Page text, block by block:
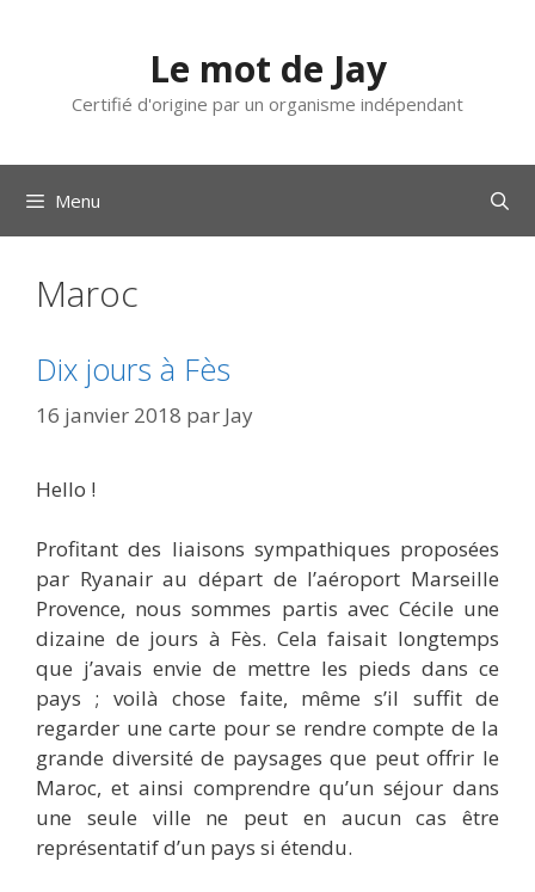
Le mot de Jay
Certifié d'origine par un organisme indépendant
Menu
Maroc
Dix jours à Fès
16 janvier 2018 par Jay
Hello !
Profitant des liaisons sympathiques proposées
par Ryanair au départ de l’aéroport Marseille
Provence, nous sommes partis avec Cécile une
dizaine de jours à Fès. Cela faisait longtemps
que j’avais envie de mettre les pieds dans ce
pays ; voilà chose faite, même s’il suffit de
regarder une carte pour se rendre compte de la
grande diversité de paysages que peut offrir le
Maroc, et ainsi comprendre qu’un séjour dans
une seule ville ne peut en aucun cas être
représentatif d’un pays si étendu.